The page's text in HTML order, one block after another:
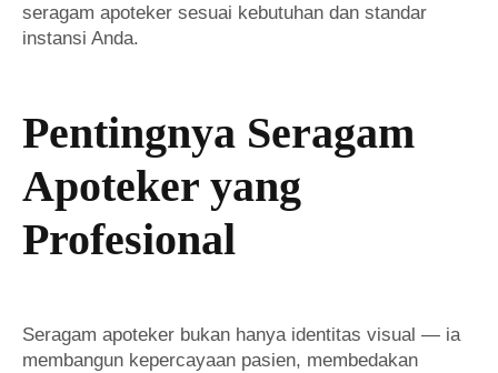
seragam apoteker sesuai kebutuhan dan standar
instansi Anda.
Pentingnya Seragam
Apoteker yang
Profesional
Seragam apoteker bukan hanya identitas visual — ia
membangun kepercayaan pasien, membedakan